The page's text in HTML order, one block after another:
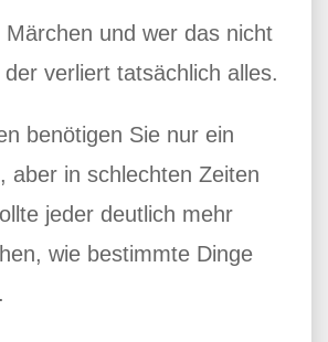
und wer das nicht
verliert tatsächlich alles.
benötigen Sie nur ein
aber in schlechten Zeiten
jeder deutlich mehr
wie bestimmte Dinge